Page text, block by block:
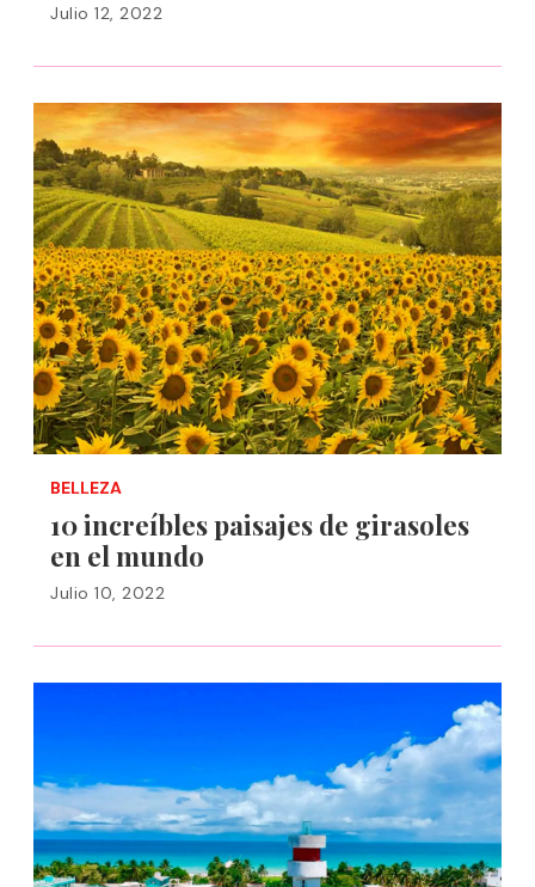
Julio 12, 2022
BELLEZA
10 increíbles paisajes de girasoles
en el mundo
Julio 10, 2022